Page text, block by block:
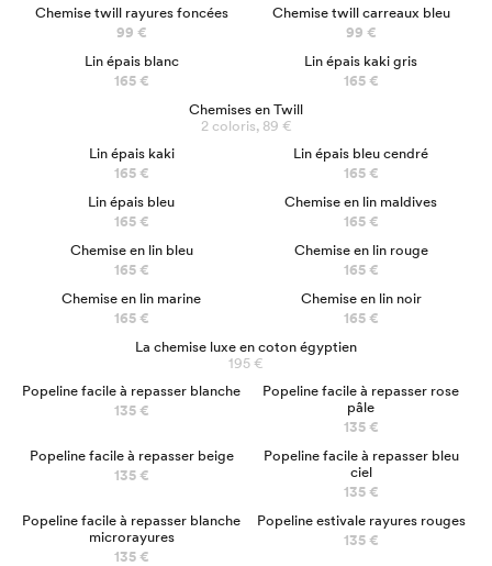
Chemise twill rayures foncées
99 €
Chemise twill carreaux bleu
99 €
Lin épais blanc
165 €
Lin épais kaki gris
165 €
NOUVEAU
Lin épais kaki
165 €
Lin épais bleu cendré
165 €
Lin épais bleu
165 €
Chemise en lin maldives
165 €
Chemise en lin bleu
165 €
Chemise en lin rouge
165 €
Chemise en lin marine
165 €
Chemise en lin noir
165 €
Popeline facile à repasser blanche
135 €
Popeline facile à repasser rose
pâle
135 €
Popeline facile à repasser beige
135 €
Popeline facile à repasser bleu
ciel
135 €
Popeline facile à repasser blanche
microrayures
135 €
Popeline estivale rayures rouges
135 €
Chemises en Twill
2 coloris, 89 €
La chemise luxe en coton égyptien
195 €